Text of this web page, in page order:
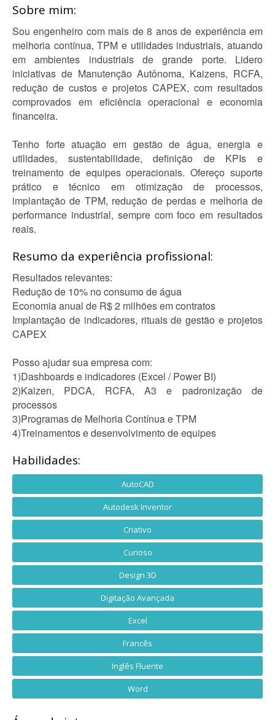
Sobre mim:
Sou engenheiro com mais de 8 anos de experiência em
melhoria contínua, TPM e utilidades industriais, atuando
em ambientes industriais de grande porte. Lidero
iniciativas de Manutenção Autônoma, Kaizens, RCFA,
redução de custos e projetos CAPEX, com resultados
comprovados em eficiência operacional e economia
financeira.
Tenho forte atuação em gestão de água, energia e
utilidades, sustentabilidade, definição de KPIs e
treinamento de equipes operacionais. Ofereço suporte
prático e técnico em otimização de processos,
implantação de TPM, redução de perdas e melhoria de
performance industrial, sempre com foco em resultados
reais.
Resumo da experiência profissional:
Resultados relevantes:
Redução de 10% no consumo de água
Economia anual de R$ 2 milhões em contratos
Implantação de indicadores, rituais de gestão e projetos
CAPEX
Posso ajudar sua empresa com:
1)Dashboards e indicadores (Excel / Power BI)
2)Kaizen, PDCA, RCFA, A3 e padronização de
processos
3)Programas de Melhoria Contínua e TPM
4)Treinamentos e desenvolvimento de equipes
Habilidades:
AutoCAD
Autodesk Inventor
Criativo
Curioso
Design 3D
Digitação Avançada
Excel
Francês
Inglês Fluente
Word